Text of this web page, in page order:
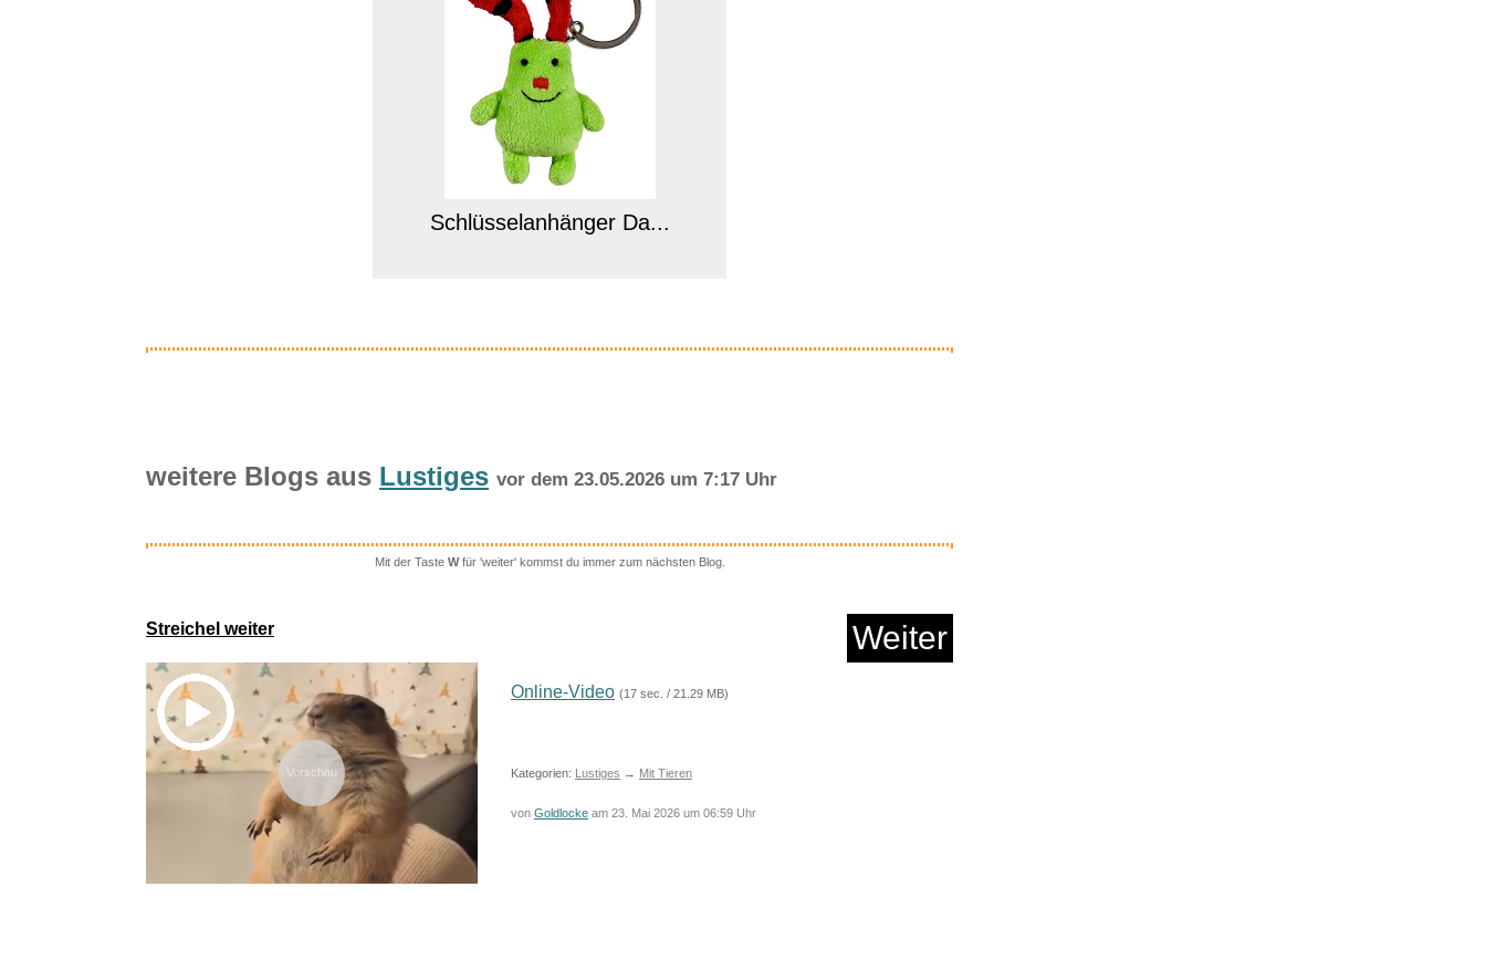
Schlüsselanhänger Da...
Anzeige
weitere Blogs aus Lustiges vor dem 23.05.2026 um 7:17 Uhr
Mit der Taste Wfür 'weiter' kommst du immer zum nächsten Blog.
Streichel weiter Weiter
Vorschau
Online-Video (17 sec. / 21.29 MB)
Kategorien: Lustiges → Mit Tieren
von Goldlocke am 23. Mai 2026 um 06:59 Uhr